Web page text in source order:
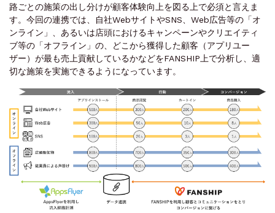
路ごとの施策の出し分けが顧客体験向上を図る上で必須と言えま
す。今回の連携では、自社WebサイトやSNS、Web広告等の「オ
ンライン」、あるいは店頭におけるキャンペーンやクリエイティ
ブ等の「オフライン」の、どこから獲得した顧客（アプリユー
ザー）が最も売上貢献しているかなどをFANSHIP上で分析し、適
切な施策を実施できるようになっています。